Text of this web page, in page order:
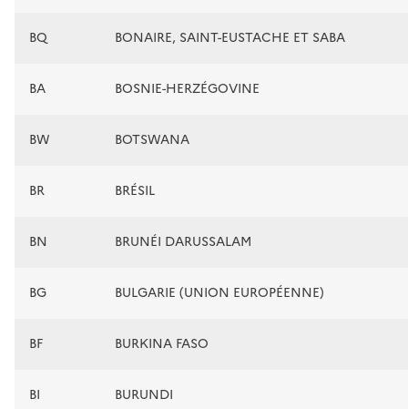
BQ BONAIRE, SAINT-EUSTACHE ET SABA
BA BOSNIE-HERZÉGOVINE
BW BOTSWANA
BR BRÉSIL
BN BRUNÉI DARUSSALAM
BG BULGARIE (UNION EUROPÉENNE)
BF BURKINA FASO
BI BURUNDI